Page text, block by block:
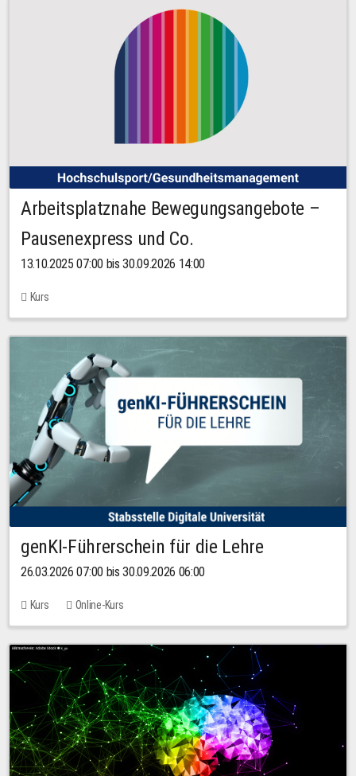
Arbeitsplatznahe Bewegungsangebote –
Pausenexpress und Co.
13.10.2025 07:00 bis 30.09.2026 14:00
Kurs
genKI-Führerschein für die Lehre
26.03.2026 07:00 bis 30.09.2026 06:00
Kurs Online-Kurs